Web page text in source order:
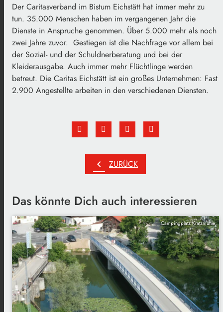
Der Caritasverband im Bistum Eichstätt hat immer mehr zu
tun. 35.000 Menschen haben im vergangenen Jahr die
Dienste in Anspruche genommen. Über 5.000 mehr als noch
zwei Jahre zuvor. Gestiegen ist die Nachfrage vor allem bei
der Sozial- und der Schuldnerberatung und bei der
Kleiderausgabe. Auch immer mehr Flüchtlinge werden
betreut. Die Caritas Eichstätt ist ein großes Unternehmen: Fast
2.900 Angestellte arbeiten in den verschiedenen Diensten.
chevron_left ZURÜCK
Das könnte Dich auch interessieren
Campingplatz Kratzmühle